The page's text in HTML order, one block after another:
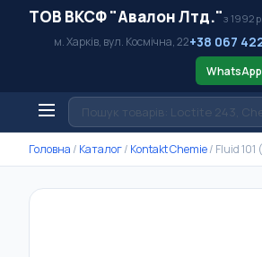
ТОВ ВКСФ "Авалон Лтд."з 1992 р.
м. Харків, вул. Космічна, 22+38 067
WhatsApp
Головна / Каталог/ Kontakt Chemie/ Fluid 101